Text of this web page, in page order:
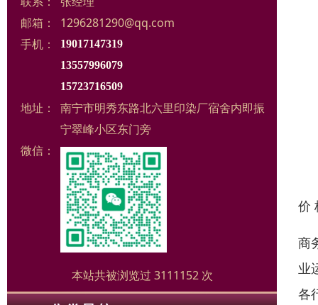
邮箱：
1296281290@qq.com
手机：
19017147319
13557996079
15723716509
地址：
南宁市明秀东路北六里印染厂宿舍内即振
宁翠峰小区东门旁
微信：
本站共被浏览过 3111152 次
价
商
业
各